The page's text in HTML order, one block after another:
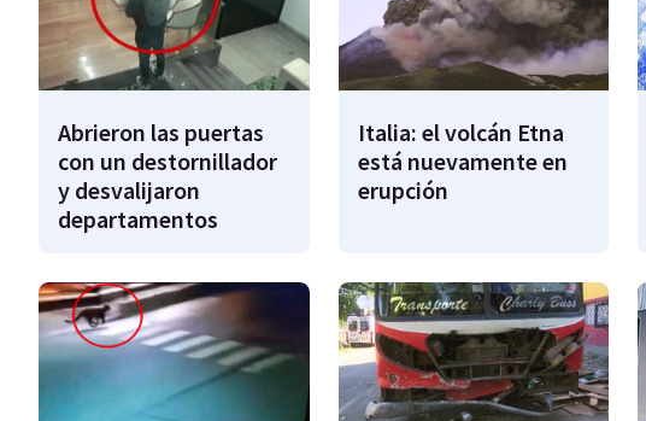
Abrieron las puertas
con un destornillador
y desvalijaron
departamentos
Italia: el volcán Etna
está nuevamente en
erupción